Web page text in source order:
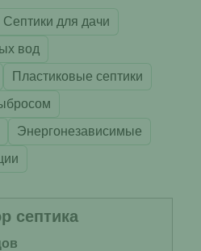
Септики для дачи
вод
Пластиковые септики
Энергонезависимые
септика